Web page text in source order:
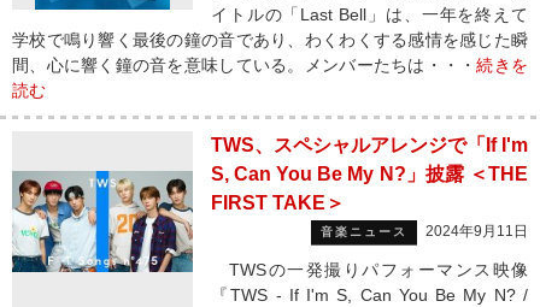
イトルの「Last Bell」は、一年を終えて
学校で鳴り響く最後の鐘の音であり、わくわくする感情を感じた瞬
間、心に響く鐘の音を意味している。メンバーたちは・・・続きを
読む
TWS、スペシャルアレンジで「If I'm
S, Can You Be My N?」披露 ＜THE
FIRST TAKE＞
音楽ニュース 2024年9月11日
TWSの一発撮りパフォーマンス映像
『TWS - If I'm S, Can You Be My N? /